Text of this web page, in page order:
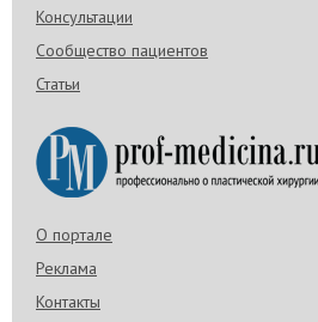
В одних случаях
неудобство и
каких ситуациях
нормально ли, что
Консультации
Сообщество пациентов
Статьи
О портале
Реклама
Контакты